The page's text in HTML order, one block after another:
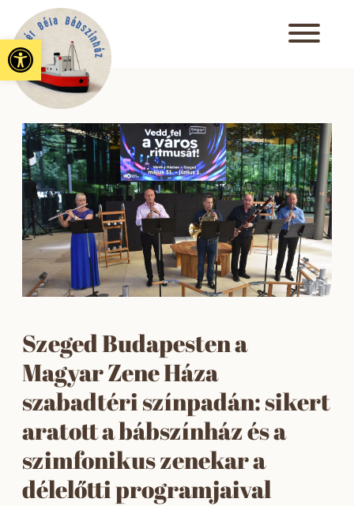
Eszköztár megnyitása
Szeged Budapesten a
Magyar Zene Háza
szabadtéri színpadán: sikert
aratott a bábszínház és a
szimfonikus zenekar a
délelőtti programjaival